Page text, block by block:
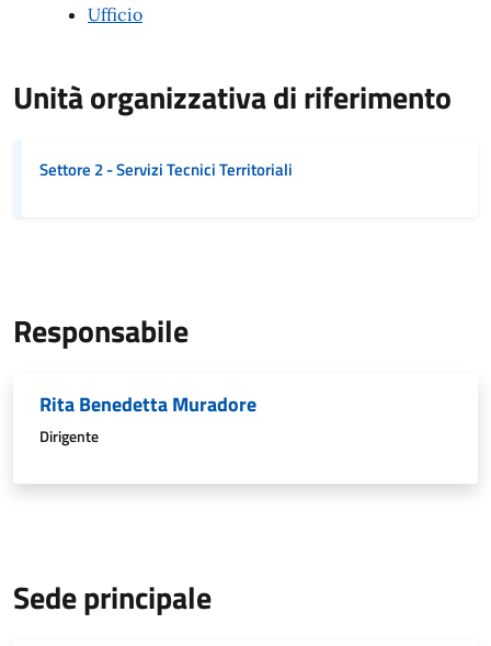
Ufficio
Unità organizzativa di riferimento
Settore 2 - Servizi Tecnici Territoriali
Responsabile
Rita Benedetta Muradore
Dirigente
Sede principale